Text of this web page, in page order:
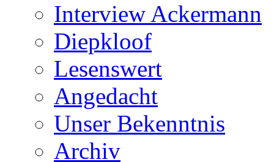
Interview Ackermann
Diepkloof
Lesenswert
Angedacht
Unser Bekenntnis
Archiv